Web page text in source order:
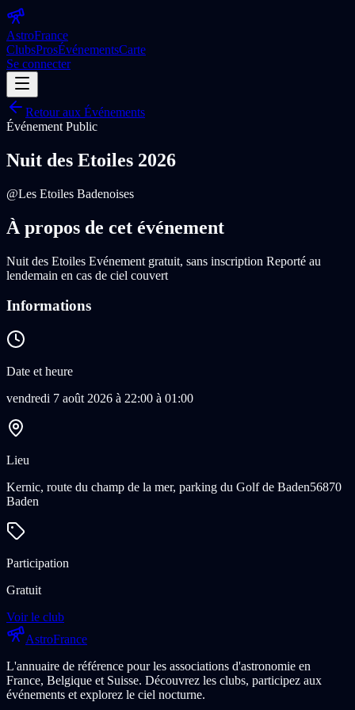
AstroFrance
ClubsProsÉvénementsCarte
Se connecter
Retour aux Événements
Événement Public
Nuit des Etoiles 2026
@Les Etoiles Badenoises
À propos de cet événement
Nuit des Etoiles Evénement gratuit, sans inscription Reporté au
lendemain en cas de ciel couvert
Informations
Date et heure
vendredi 7 août 2026 à 22:00 à 01:00
Lieu
Kernic, route du champ de la mer, parking du Golf de Baden56870
Baden
Participation
Gratuit
Voir le club
AstroFrance
L'annuaire de référence pour les associations d'astronomie en
France, Belgique et Suisse. Découvrez les clubs, participez aux
événements et explorez le ciel nocturne.